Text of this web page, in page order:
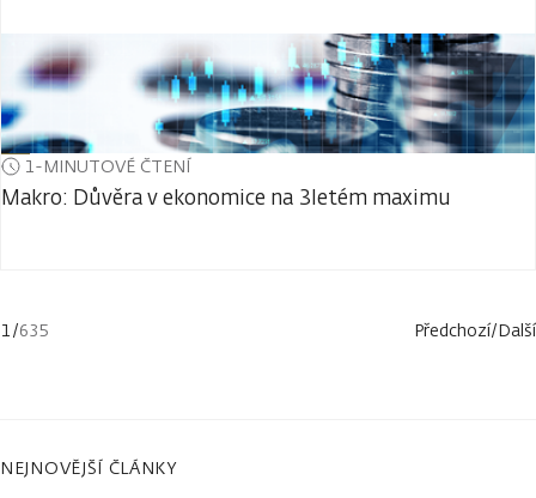
1-MINUTOVÉ ČTENÍ
Makro: Důvěra v ekonomice na 3letém maximu
1/635 Předchozí/Další
NEJNOVĚJŠÍ ČLÁNKY